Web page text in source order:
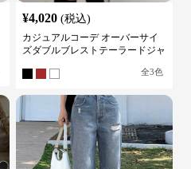
¥4,020 (税込)
カジュアルコーデ オーバーサイ
ズダブルブレストテーラードジャ
全3色